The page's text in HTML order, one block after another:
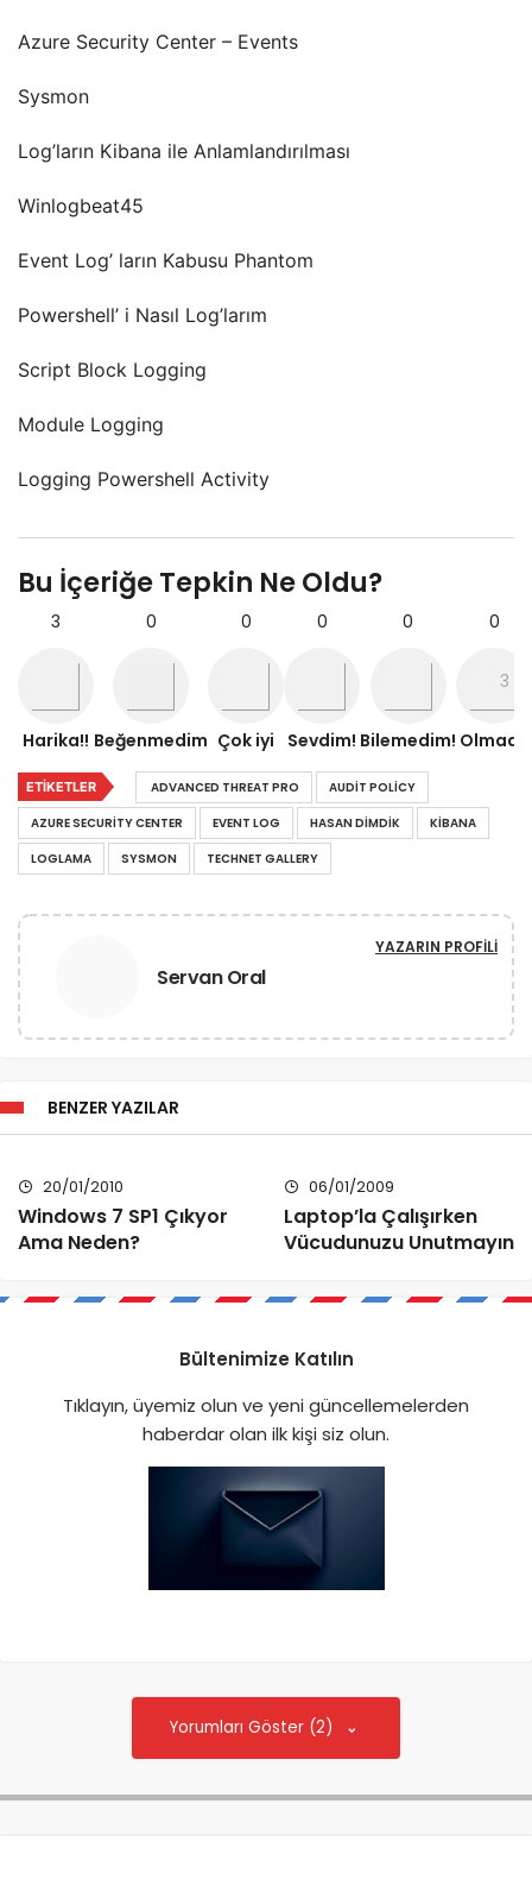
Azure Security Center – Events
Sysmon
Log’ların Kibana ile Anlamlandırılması
Winlogbeat45
Event Log’ ların Kabusu Phantom
Powershell’ i Nasıl Log’larım
Script Block Logging
Module Logging
Logging Powershell Activity
Bu İçeriğe Tepkin Ne Oldu?
3
Harika!!
0
Beğenmedim
0
Çok iyi
0
Sevdim!
0
Bilemedim!
0
Olmadı!
ETIKETLER ADVANCED THREAT PRO
AUDIT POLICY
AZURE SECURITY CENTER
EVENT LOG HASAN DIMDIK
KIBANA
LOGLAMA
SYSMON TECHNET GALLERY
Servan Oral
YAZARIN PROFILI
BENZER YAZILAR
20/01/2010
Windows 7 SP1 Çıkyor
Ama Neden?
06/01/2009
Laptop’la Çalışırken
Vücudunuzu Unutmayın
Bültenimize Katılın
Tıklayın, üyemiz olun ve yeni güncellemelerden
haberdar olan ilk kişi siz olun.
Yorumları Göster (2)